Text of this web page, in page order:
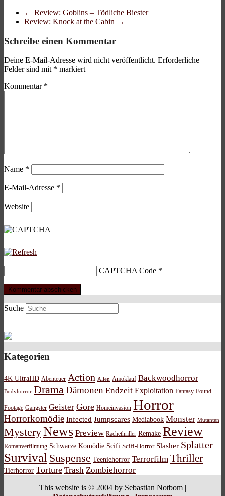
← Review: Goblins – Tödliche Biester
Review: Knock at the Cabin →
Schreibe einen Kommentar
Deine E-Mail-Adresse wird nicht veröffentlicht. Erforderliche
Felder sind mit * markiert
Kommentar *
Name *
E-Mail-Adresse *
Website
CAPTCHA Code *
Suche
Kategorien
4K UltraHD Abenteuer Action Alien Amoklauf Backwoodhorror
Bodyhorror Drama Dämonen Endzeit Exploitation Fantasy Found
Footage Gangster Geister Gore Homeinvasion Horror
Horrorkomödie Infected Jumpscares Mediabook Monster Mutanten
MysteryNews Preview Rachethriller Remake Review
Romanverfilmung Schwarze Komödie Scifi Scifi-Horror Slasher Splatter
Survival Suspense Teeniehorror Terrorfilm Thriller
Tierhorror Torture Trash Zombiehorror
This website is © 2004 by Sebastian Notbom |